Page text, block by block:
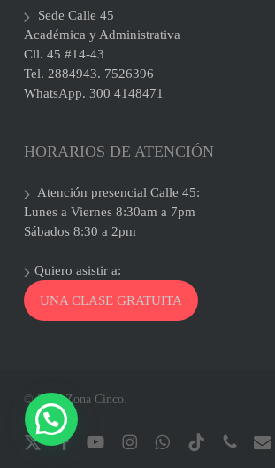
Sede Calle 45
Académica y Administrativa
Cll. 45 #14-43
Tel. 2884943. 7526396
WhatsApp. 300 4148471
HORARIOS DE ATENCIÓN
Atención presencial Calle 45:
Lunes a Viernes 8:30am a 7pm
Sábados 8:30 a 2pm
Quiero asistir a:
UNA CLASE GRATUITA
© 2026 Zona Cinco.
x-
facebookyoutubeinstagramwhatsapptiktok phone email